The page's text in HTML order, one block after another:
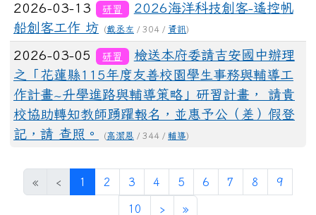
2026-03-13 研習
2026海洋科技創客-遙控帆
船創客工作 坊
(戴丞左 / 304 / 資訊)
2026-03-05 研習
檢送本府委請吉安國中辦理
之「花蓮縣115年度友善校園學生事務與輔導工
作計畫~升學進路與輔導策略」研習計畫， 請貴
校協助轉知教師踴躍報名，並惠予公（差）假登
記，請 查照。
(高潔恩 / 344 / 輔導)
« ‹ 1 (目前頁次)
2 3 4 5 6 7 8 9
10 ›下一頁
»最後頁